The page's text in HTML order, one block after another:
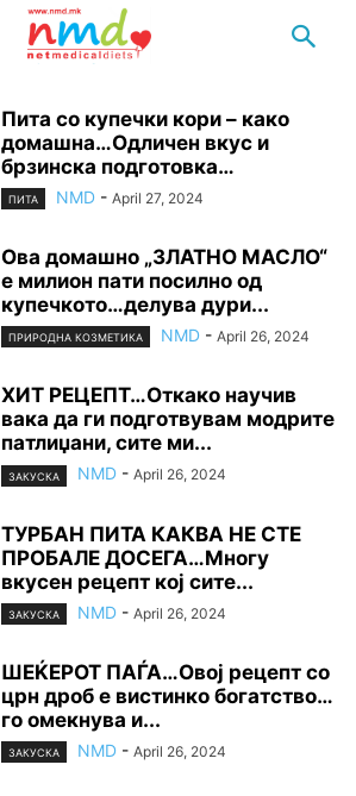
Пита со купечки кори – како
домашна…Одличен вкус и
брзинска подготовка…
ПИТА NMD - April 27, 2024
Ова домашно „ЗЛАТНО МАСЛО“
е милион пати посилно од
купечкото…делува дури...
ПРИРОДНА КОЗМЕТИКА NMD - April 26, 2024
ХИТ РЕЦЕПТ…Откако научив
вака да ги подготвувам модрите
патлиџани, сите ми...
ЗАКУСКА NMD - April 26, 2024
ТУРБАН ПИТА КАКВА НЕ СТЕ
ПРОБАЛЕ ДОСЕГА…Многу
вкусен рецепт кој сите...
ЗАКУСКА NMD - April 26, 2024
ШЕЌЕРОТ ПАЃА…Овој рецепт со
црн дроб е вистинко богатство…
го омекнува и...
ЗАКУСКА NMD - April 26, 2024